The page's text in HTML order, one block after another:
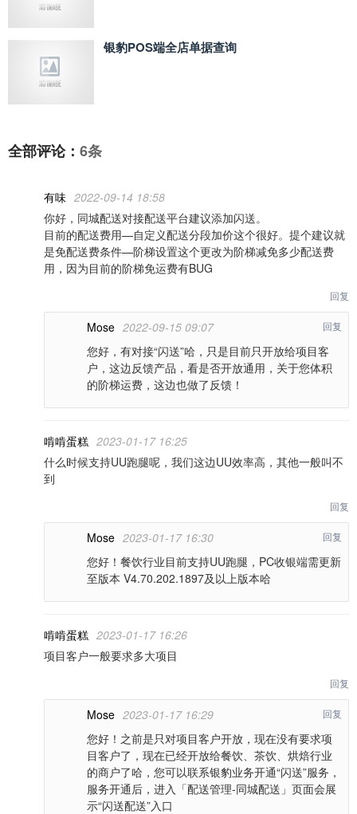
银豹POS端全店单据查询
全部评论： 6条
有味 2022-09-14 18:58
你好，同城配送对接配送平台建议添加闪送。
目前的配送费用—自定义配送分段加价这个很好。提个建议就
是免配送费条件—阶梯设置这个更改为阶梯减免多少配送费
用，因为目前的阶梯免运费有BUG
回复
Mose 2022-09-15 09:07
您好，有对接“闪送”哈，只是目前只开放给项目客
户，这边反馈产品，看是否开放通用，关于您体积
的阶梯运费，这边也做了反馈！
回复
啃啃蛋糕 2023-01-17 16:25
什么时候支持UU跑腿呢，我们这边UU效率高，其他一般叫不
到
回复
Mose 2023-01-17 16:30
您好！餐饮行业目前支持UU跑腿，PC收银端需更新
至版本 V4.70.202.1897及以上版本哈
回复
啃啃蛋糕 2023-01-17 16:26
项目客户一般要求多大项目
回复
Mose 2023-01-17 16:29
您好！之前是只对项目客户开放，现在没有要求项
目客户了，现在已经开放给餐饮、茶饮、烘焙行业
的商户了哈，您可以联系银豹业务开通“闪送”服务，
服务开通后，进入「配送管理-同城配送」页面会展
示“闪送配送”入口
回复